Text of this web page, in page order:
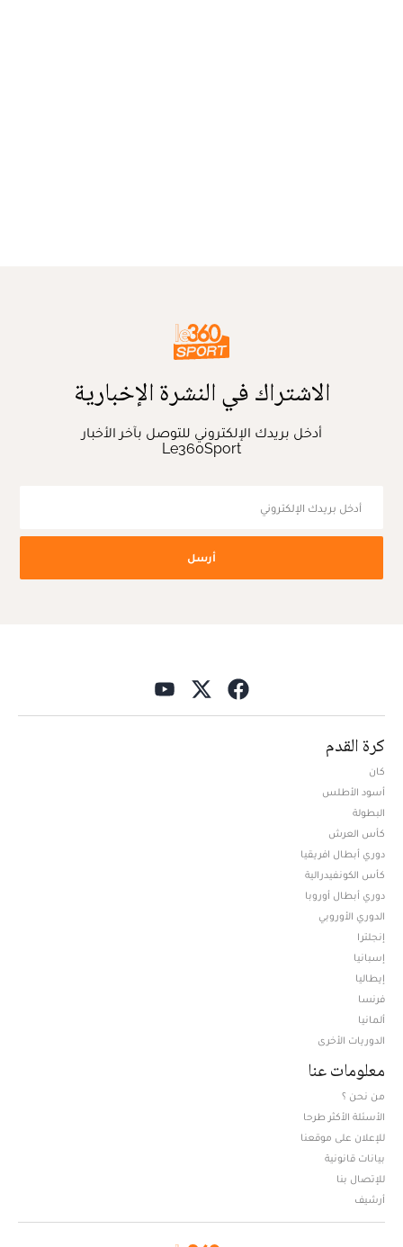
الاشتراك في النشرة الإخبارية
أدخل بريدك الإلكتروني للتوصل بآخر الأخبار
Le360Sport
أرسل
كرة القدم
كان
أسود الأطلس
البطولة
كأس العرش
دوري أبطال افريقيا
كأس الكونفيدرالية
دوري أبطال أوروبا
الدوري الأوروبي
إنجلترا
إسبانيا
إيطاليا
فرنسا
ألمانيا
الدوريات الأخرى
معلومات عنا
من نحن ؟
الأسئلة الأكثر طرحا
للإعلان على موقعنا
بيانات قانونية
للإتصال بنا
أرشيف